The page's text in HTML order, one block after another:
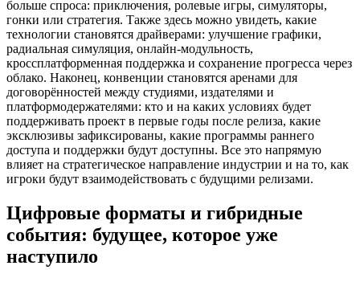
больше спроса: приключения, ролевые игры, симуляторы,
гонки или стратегия. Также здесь можно увидеть, какие
технологии становятся драйверами: улучшение графики,
радиальная симуляция, онлайн‑модульность,
кроссплатформенная поддержка и сохранение прогресса через
облако. Наконец, конвенции становятся аренами для
договорённостей между студиями, издателями и
платформодержателями: кто и на каких условиях будет
поддерживать проект в первые годы после релиза, какие
эксклюзивы зафиксированы, какие программы раннего
доступа и поддержки будут доступны. Все это напрямую
влияет на стратегическое направление индустрии и на то, как
игроки будут взаимодействовать с будущими релизами.
Цифровые форматы и гибридные
события: будущее, которое уже
наступило